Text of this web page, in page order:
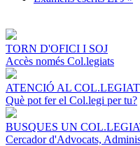
TORN D'OFICI I SOJ
Accès només Col.legiats
ATENCIÓ AL COL.LEGIAT
Què pot fer el Col.legi per tu?
BUSQUES UN
Cercador d'Advocats,